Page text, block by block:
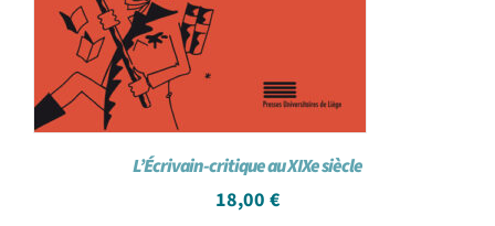
L’Écrivain-critique au XIXe siècle
18,00 €